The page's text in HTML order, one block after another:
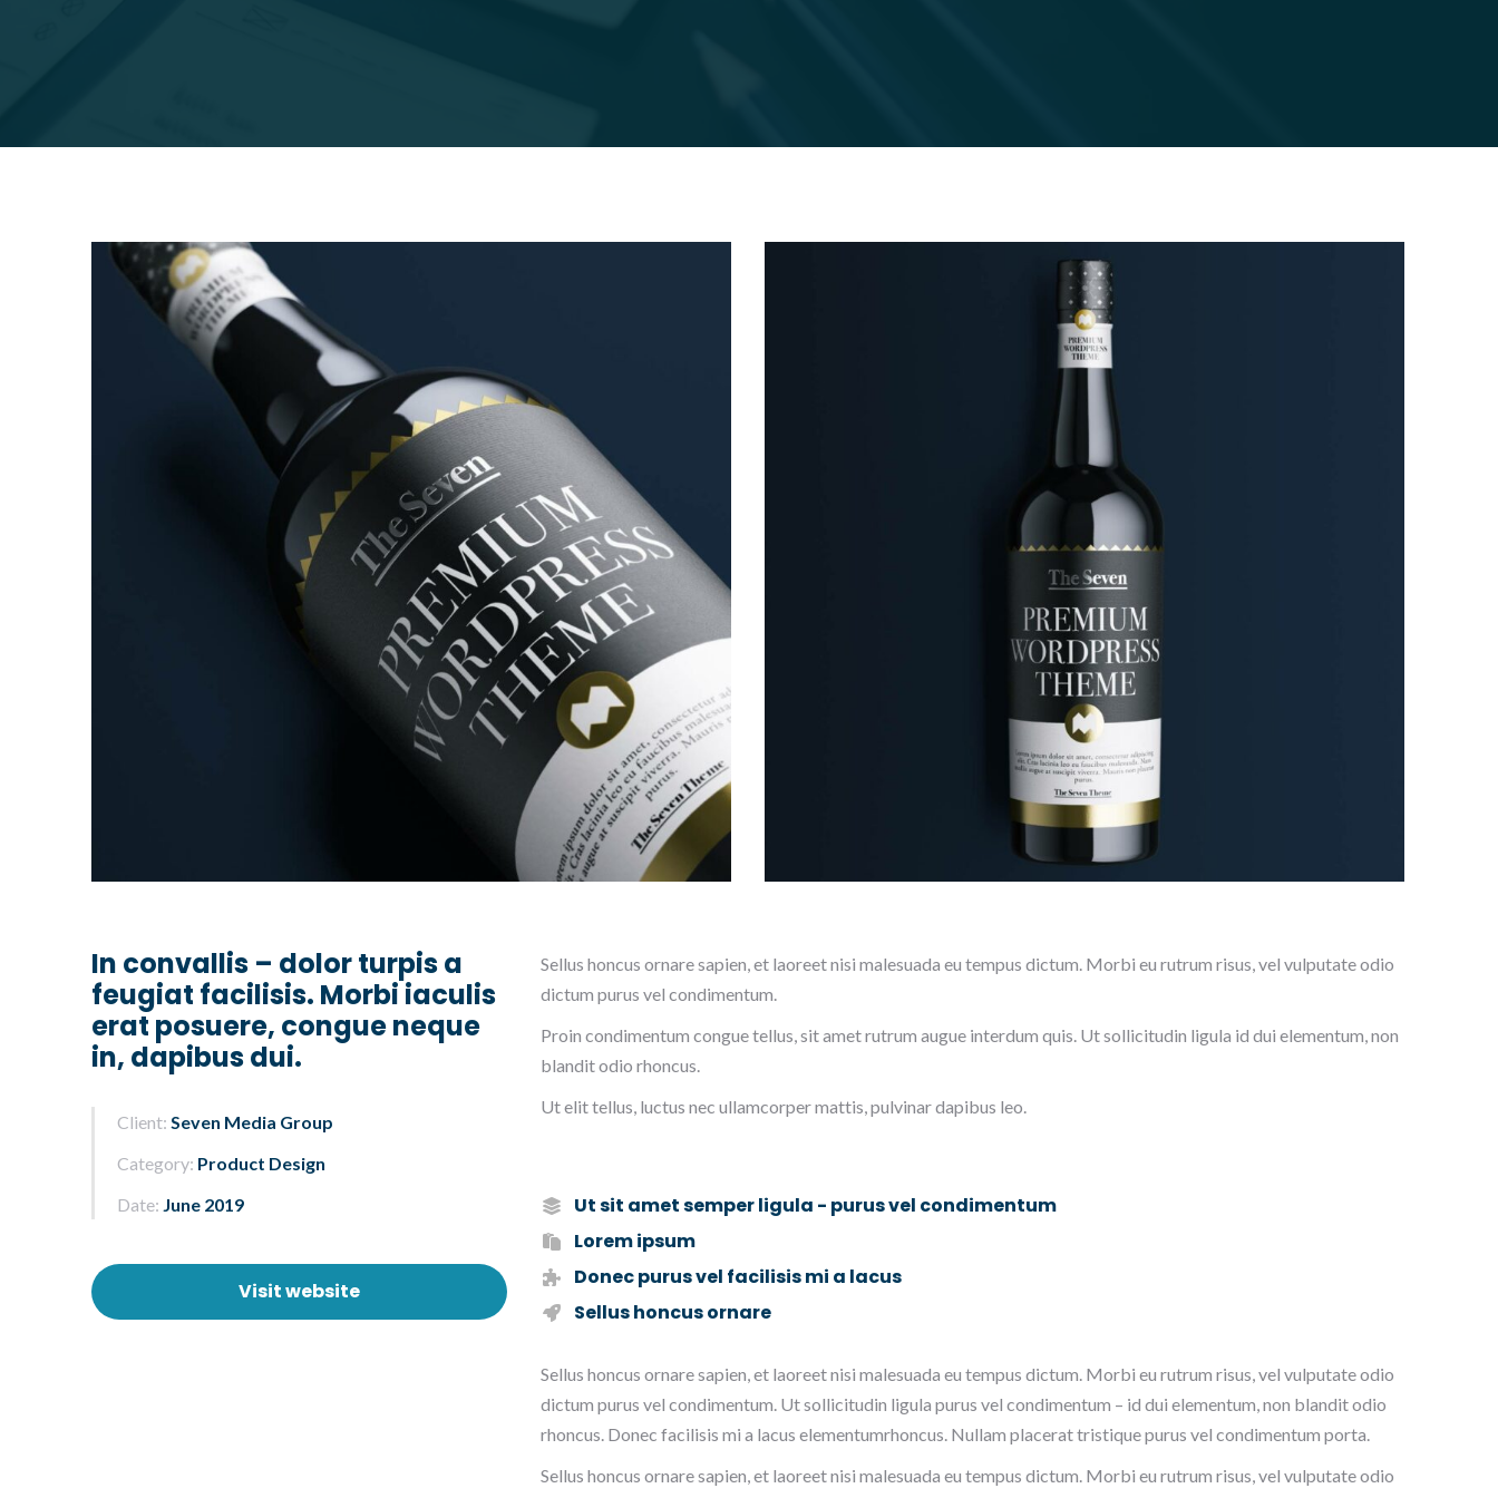
In convallis – dolor turpis a
feugiat facilisis. Morbi iaculis
erat posuere, congue neque
in, dapibus dui.
Client: Seven Media Group
Category: Product Design
Date: June 2019
Visit website
Sellus honcus ornare sapien, et laoreet nisi malesuada eu tempus dictum. Morbi eu rutrum risus, vel vulputate odio
dictum purus vel condimentum.
Proin condimentum congue tellus, sit amet rutrum augue interdum quis. Ut sollicitudin ligula id dui elementum, non
blandit odio rhoncus.
Ut elit tellus, luctus nec ullamcorper mattis, pulvinar dapibus leo.
Ut sit amet semper ligula - purus vel condimentum
Lorem ipsum
Donec purus vel facilisis mi a lacus
Sellus honcus ornare
Sellus honcus ornare sapien, et laoreet nisi malesuada eu tempus dictum. Morbi eu rutrum risus, vel vulputate odio
dictum purus vel condimentum. Ut sollicitudin ligula purus vel condimentum – id dui elementum, non blandit odio
rhoncus. Donec facilisis mi a lacus elementumrhoncus. Nullam placerat tristique purus vel condimentum porta.
Sellus honcus ornare sapien, et laoreet nisi malesuada eu tempus dictum. Morbi eu rutrum risus, vel vulputate odio